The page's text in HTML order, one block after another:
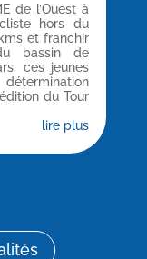
de l’Ouest à
hors du
et franchir
bassin de
ces jeunes
du Tour
lire plus